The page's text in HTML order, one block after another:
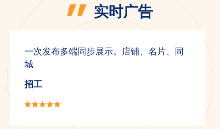
实时广告
一次发布多端同步展示。店铺、名片、同
城
招工